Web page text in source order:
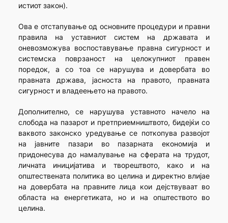
истиот закон).
Ова е отстапување од основните процедури и правни
правила на уставниот систем на државата и
оневозможува воспоставување правна сигурност и
системска поврзаност на целокупниот правен
поредок, а со тоа се нарушува и довербата во
правната држава, јасноста на правото, правната
сигурност и владеењето на правото.
Дополнително, се нарушува уставното начело на
слобода на пазарот и претприемништвото, бидејќи со
ваквото законско уредување се поткопува развојот
на јавните пазари во пазарната економија и
придонесува до намалување на сферата на трудот,
личната иницијатива и творештвото, како и на
општествената политика во целина и директно влијае
на довербата на правните лица кои дејствуваат во
областа на енергетиката, но и на општеството во
целина.